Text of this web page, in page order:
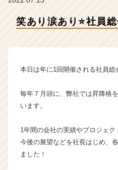
ン
成
業
ス
カ
笑あり涙あり⭐️社員総
本日は年に1回開催される社員総
毎年７月頭に、弊社では昇降格
います。
1年間の会社の実績やプロジェク
今後の展望などを社長はじめ、
ました！